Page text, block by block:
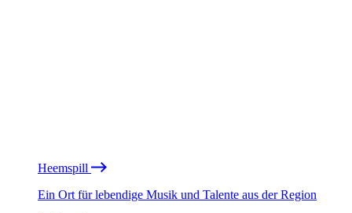
Heemspill
Ein Ort für lebendige Musik und Talente aus der Region